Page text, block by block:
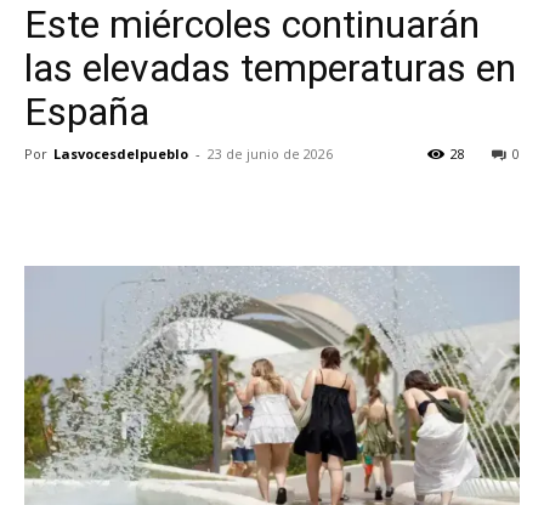
Este miércoles continuarán
las elevadas temperaturas en
España
Por Lasvocesdelpueblo - 23 de junio de 2026 0
28